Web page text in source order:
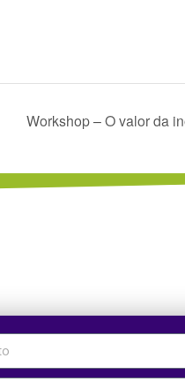
Workshop – O valor da